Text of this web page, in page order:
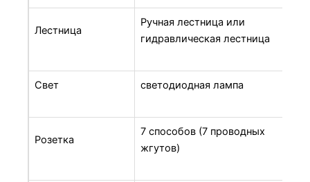
Лестница
Ручная лестница или
гидравлическая лестница
Свет светодиодная лампа
Розетка
7 способов (7 проводных
жгутов)